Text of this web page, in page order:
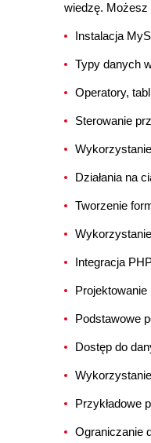
wiedzę. Możesz
Instalacja
Typy danych
Operatory,
Sterowanie
Działania na
Tworzenie
Integracja
Podstawowe
Dostęp do
Przykładowe
Ograniczanie